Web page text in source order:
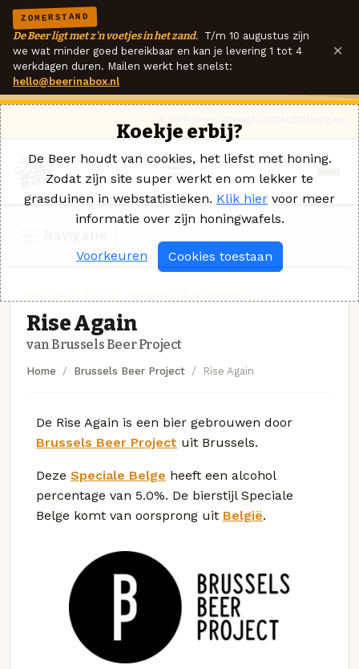
ZOMERSTAND
De Beer ligt met z'n voetjes in het zand. T/m 10 augustus zijn
we wat minder goed bereikbaar en kan je levering 1 tot 4
werkdagen duren. Mailen werkt het snelst:
hello@beerinabox.nl
×
Rise Again
van Brussels Beer Project
Home Brussels Beer Project Rise Again
De Rise Again is een bier gebrouwen door
Brussels Beer Project uit Brussels.
Deze Speciale Belge heeft een alcohol
percentage van 5.0%. De bierstijl Speciale
Belge komt van oorsprong uit België.
Koekje erbij?
De Beer houdt van cookies, het liefst met honing.
Zodat zijn site super werkt en om lekker te
grasduinen in webstatistieken. Klik hier voor meer
informatie over zijn honingwafels.
Voorkeuren Cookies toestaan